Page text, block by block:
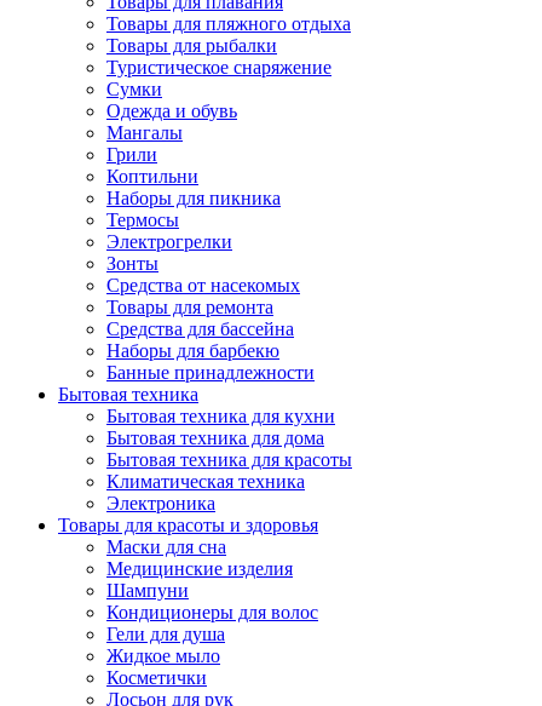
Товары для пляжного отдыха
Товары для рыбалки
Туристическое снаряжение
Сумки
Одежда и обувь
Мангалы
Грили
Коптильни
Наборы для пикника
Термосы
Электрогрелки
Зонты
Средства от насекомых
Товары для ремонта
Средства для бассейна
Наборы для барбекю
Банные принадлежности
Бытовая техника
Бытовая техника для кухни
Бытовая техника для дома
Бытовая техника для красоты
Климатическая техника
Электроника
Товары для красоты и здоровья
Маски для сна
Медицинские изделия
Шампуни
Кондиционеры для волос
Гели для душа
Жидкое мыло
Косметички
Лосьон для рук